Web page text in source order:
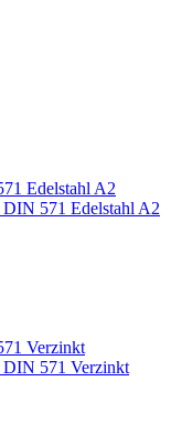
Edelstahl A2
DIN 571 Edelstahl A2
Verzinkt
DIN 571 Verzinkt